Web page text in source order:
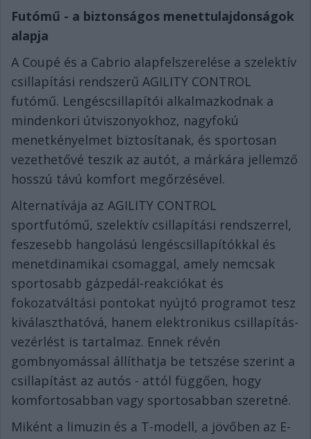
Futómű - a biztonságos menettulajdonságok
alapja
A Coupé és a Cabrio alapfelszerelése a szelektív
csillapítási rendszerű AGILITY CONTROL
futómű. Lengéscsillapítói alkalmazkodnak a
mindenkori útviszonyokhoz, nagyfokú
menetkényelmet biztosítanak, és sportosan
vezethetővé teszik az autót, a márkára jellemző
hosszú távú komfort megőrzésével.
Alternatívája az AGILITY CONTROL
sportfutómű, szelektív csillapítási rendszerrel,
feszesebb hangolású lengéscsillapítókkal és
menetdinamikai csomaggal, amely nemcsak
sportosabb gázpedál-reakciókat és
fokozatváltási pontokat nyújtó programot tesz
kiválaszthatóvá, hanem elektronikus csillapítás-
vezérlést is tartalmaz. Ennek révén
gombnyomással állíthatja be tetszése szerint a
csillapítást az autós - attól függően, hogy
komfortosabban vagy sportosabban szeretné.
Miként a limuzin és a T-modell, a jövőben az E-